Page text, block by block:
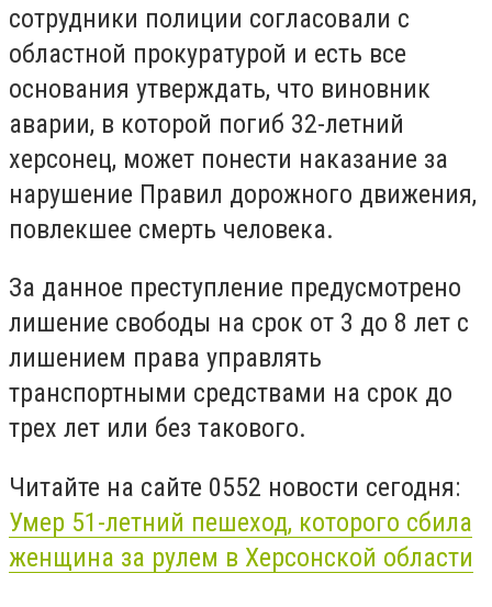
сотрудники полиции согласовали с
областной прокуратурой и есть все
основания утверждать, что виновник
аварии, в которой погиб 32-летний
херсонец, может понести наказание за
нарушение Правил дорожного движения,
повлекшее смерть человека.
За данное преступление предусмотрено
лишение свободы на срок от 3 до 8 лет с
лишением права управлять
транспортными средствами на срок до
трех лет или без такового.
Читайте на сайте 0552 новости сегодня:
Умер 51-летний пешеход, которого сбила
женщина за рулем в Херсонской области